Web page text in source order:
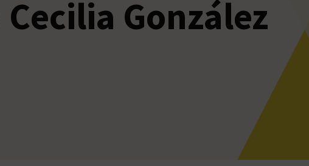
Cecilia González